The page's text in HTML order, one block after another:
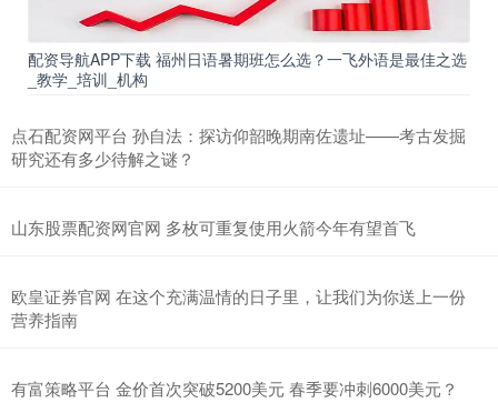
配资导航APP下载 福州日语暑期班怎么选？一飞外语是最佳之选
_教学_培训_机构
点石配资网平台 孙自法：探访仰韶晚期南佐遗址——考古发掘
研究还有多少待解之谜？
山东股票配资网官网 多枚可重复使用火箭今年有望首飞
欧皇证券官网 在这个充满温情的日子里，让我们为你送上一份
营养指南
有富策略平台 金价首次突破5200美元 春季要冲刺6000美元？